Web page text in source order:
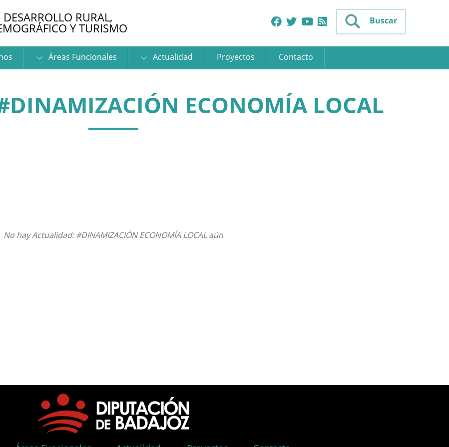
RURAL,
Y TURISMO Buscar
Áreas Funcionales Actualidad Proyectos Contacto
ECONOMÍA LOCAL
No hay Actualidad: #DINAMIZACIÓN ECONOMÍA LOCAL aún